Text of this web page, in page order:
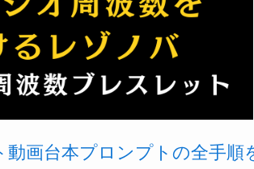
動画台本プロンプトの全手順